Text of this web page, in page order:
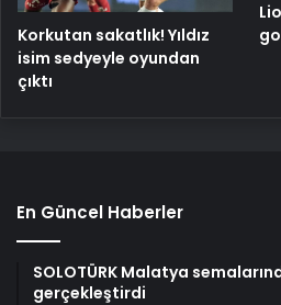
Korkutan sakatlık! Yıldız
isim sedyeyle oyundan
çıktı
En Güncel Haberler
SOLOTÜRK Malatya
gerçekleştirdi